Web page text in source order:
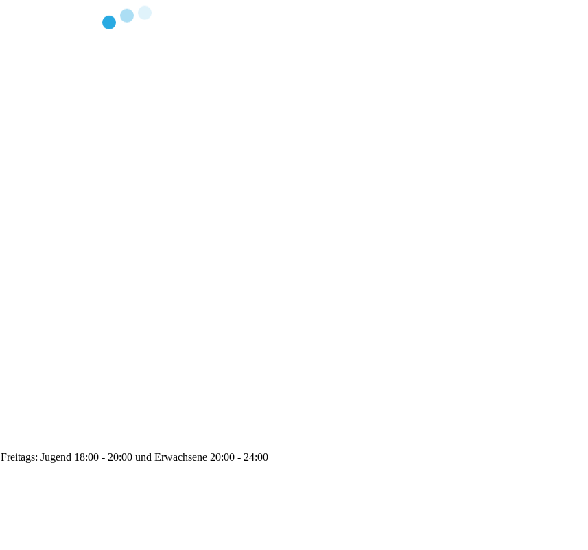
Freitags: Jugend 18:00 - 20:00 und Erwachsene 20:00 - 24:00